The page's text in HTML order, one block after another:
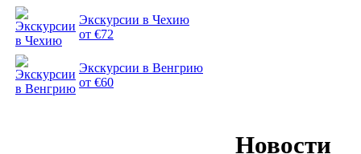
Экскурсии в Чехию
от €72
Экскурсии в Венгрию
от €60
Новости